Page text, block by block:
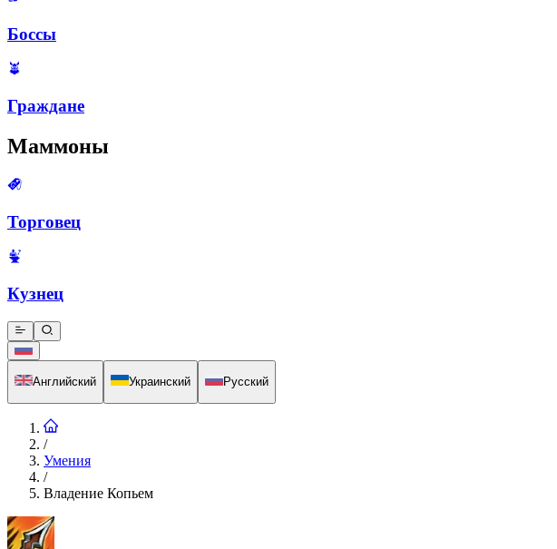
Боссы
Граждане
Маммоны
Торговец
Кузнец
Английский Украинский Русский
/
Умения
/
Владение Копьем